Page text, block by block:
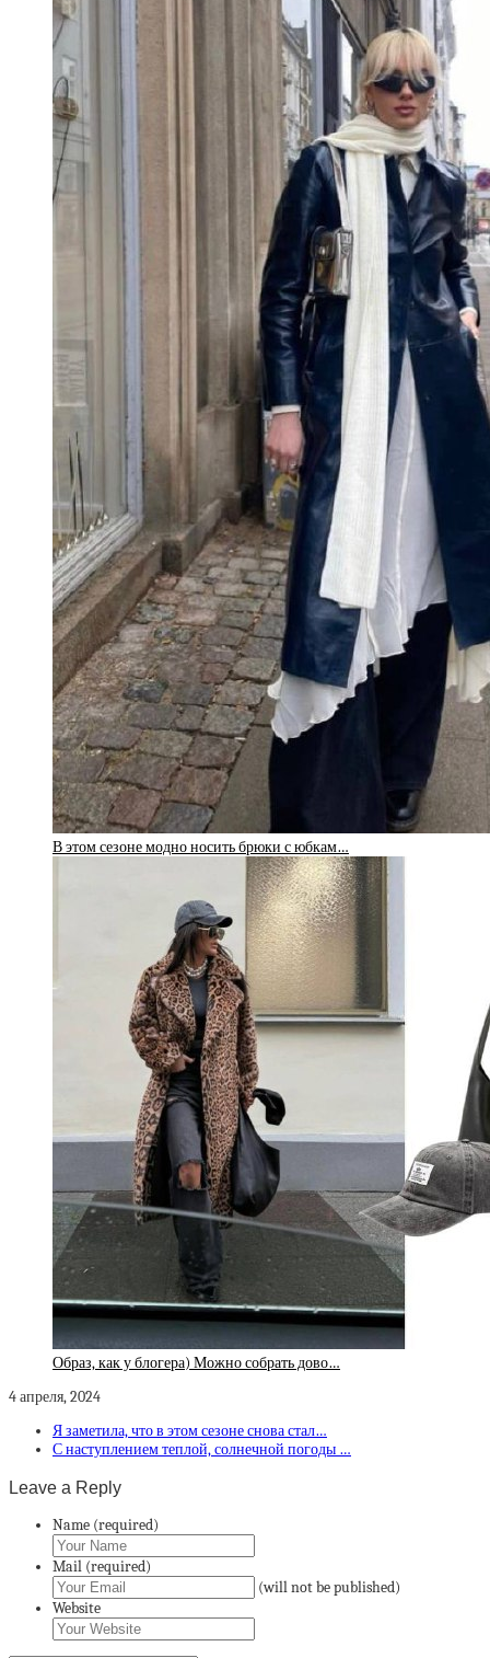
В этом сезоне модно носить брюки с юбкам…
Образ, как у блогера) Можно собрать дово…
4 апреля, 2024
Я заметила, что в этом сезоне снова стал…
С наступлением теплой, солнечной погоды …
Leave a Reply
Name (required)
Mail (required)
(will not be published)
Website